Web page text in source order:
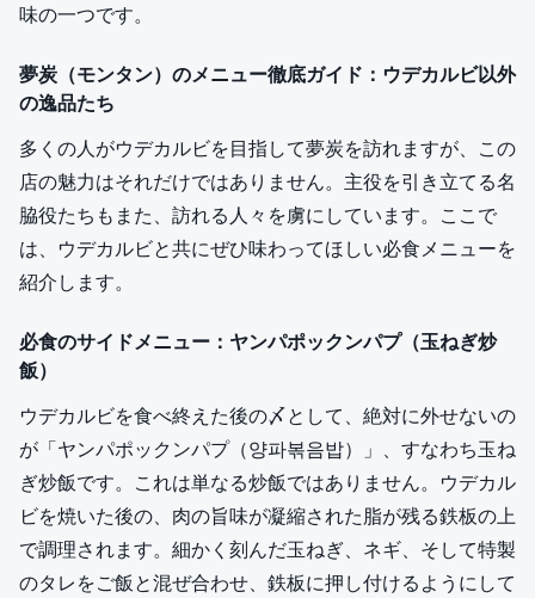
味の一つです。
夢炭（モンタン）のメニュー徹底ガイド：ウデカルビ以外
の逸品たち
多くの人がウデカルビを目指して夢炭を訪れますが、この
店の魅力はそれだけではありません。主役を引き立てる名
脇役たちもまた、訪れる人々を虜にしています。ここで
は、ウデカルビと共にぜひ味わってほしい必食メニューを
紹介します。
必食のサイドメニュー：ヤンパポックンパプ（玉ねぎ炒
飯）
ウデカルビを食べ終えた後の〆として、絶対に外せないの
が「ヤンパポックンパプ（양파볶음밥）」、すなわち玉ね
ぎ炒飯です。これは単なる炒飯ではありません。ウデカル
ビを焼いた後の、肉の旨味が凝縮された脂が残る鉄板の上
で調理されます。細かく刻んだ玉ねぎ、ネギ、そして特製
のタレをご飯と混ぜ合わせ、鉄板に押し付けるようにして